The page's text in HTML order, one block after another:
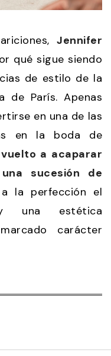
Jennifer
qué sigue siendo
de estilo de la
de París. Apenas
en una de las
en la boda de
a acaparar
sucesión de
la perfección el
una estética
carácter